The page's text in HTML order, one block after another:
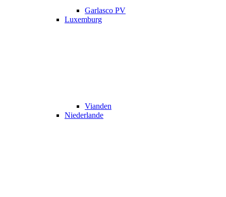
Garlasco PV
Luxemburg
Vianden
Niederlande